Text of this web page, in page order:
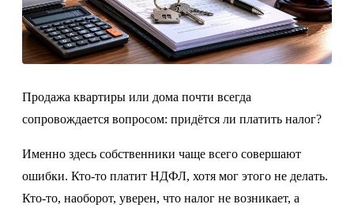
Продажа квартиры или дома почти всегда
сопровождается вопросом: придётся ли платить налог?
Именно здесь собственники чаще всего совершают
ошибки. Кто-то платит НДФЛ, хотя мог этого не делать.
Кто-то, наоборот, уверен, что налог не возникает, а